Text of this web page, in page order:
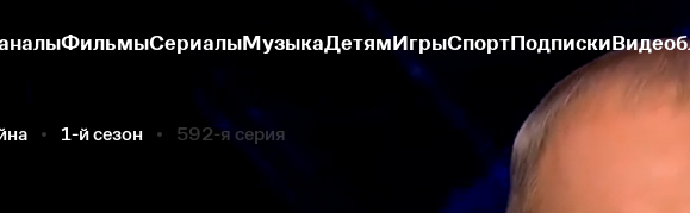
ФильмыСериалыМузыкаДетямИгрыСпортПодписки
1-й сезон 592-я серия